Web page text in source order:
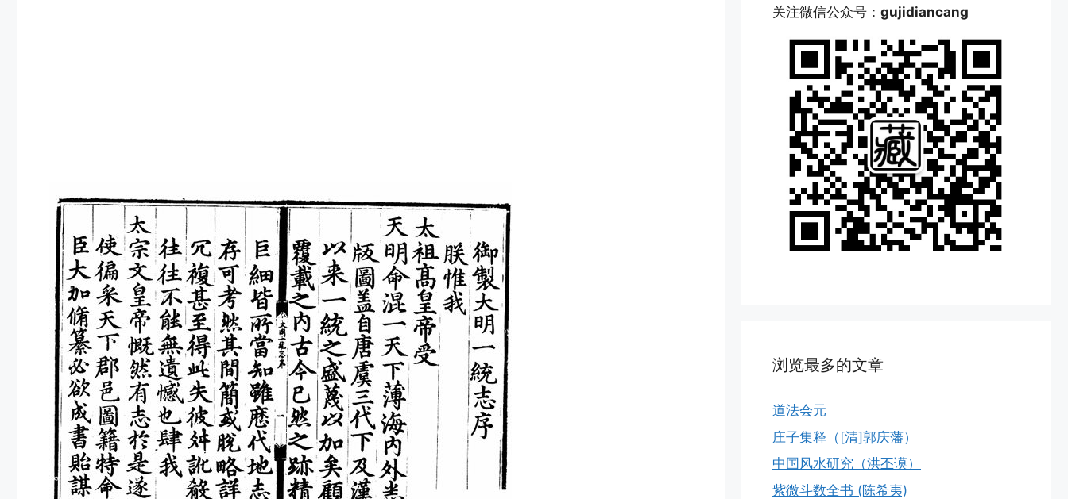
关注微信公众号： gujidiancang
浏览最多的文章
道法会元
庄子集释（[清]郭庆藩）
中国风水研究（洪丕谟）
紫微斗数全书 (陈希夷)